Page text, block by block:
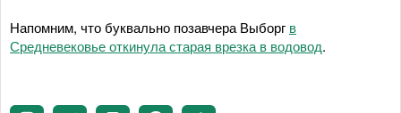
Напомним, что буквально позавчера Выборг в
Средневековье откинула старая врезка в водовод.